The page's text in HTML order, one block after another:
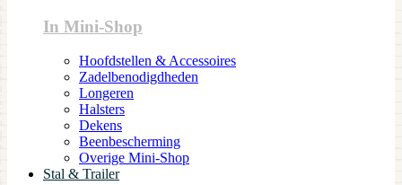
In Mini-Shop
Hoofdstellen & Accessoires
Zadelbenodigdheden
Longeren
Halsters
Dekens
Beenbescherming
Overige Mini-Shop
Stal & Trailer